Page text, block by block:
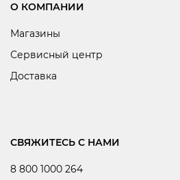
О КОМПАНИИ
Магазины
Сервисный центр
Доставка
СВЯЖИТЕСЬ С НАМИ
8 800 1000 264